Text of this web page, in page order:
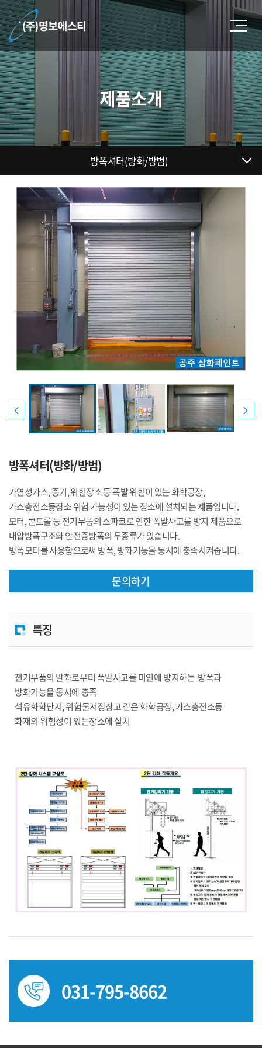
제품소개
방폭셔터(방화/방범)
방폭셔터(방화/방범)
가연성가스, 증기, 위험장소 등 폭발 위험이 있는 화학공장,
가스충전소등장소 위험 가능성이 있는 장소에 설치되는 제품입니다.
모터, 콘트롤 등 전기부품의 스파크로 인한 폭발사고를 방지 제품으로
내압방폭구조와 안전증방폭의 두종류가 있습니다.
방폭모터를 사용함으로써 방폭, 방화기능을 동시에 충족시켜줍니다.
문의하기
특징
전기부품의 발화로부터 폭발사고를 미연에 방지하는 방폭과
방화기능을 동시에 충족
석유화학단지, 위험물저장창고 같은 화학공장, 가스충전소등
화재의 위험성이 있는장소에 설치
031-795-8662